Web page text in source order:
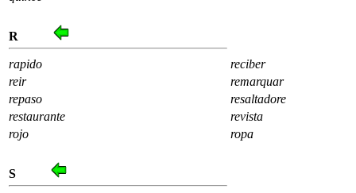
R
rapido
reciber
reir
remarquar
repaso
resaltadore
restaurante
revista
rojo
ropa
S